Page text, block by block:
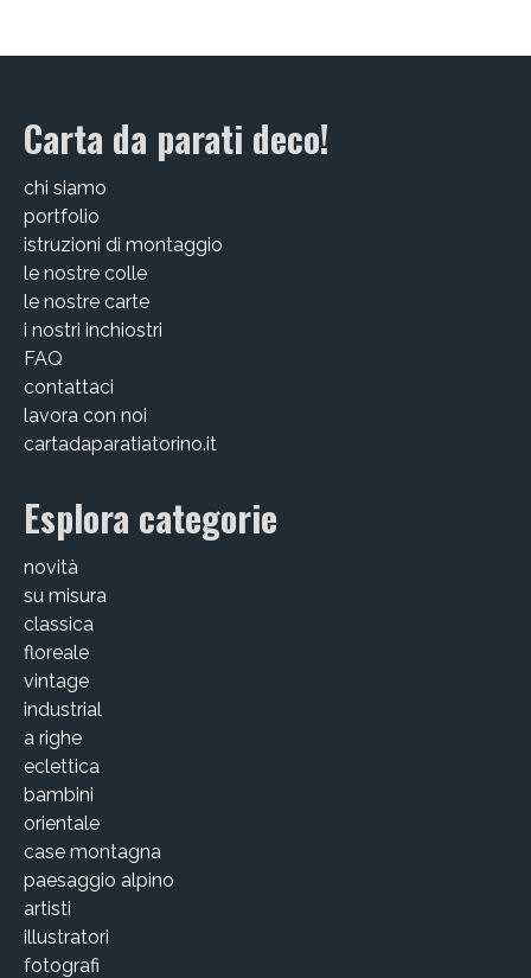
Alessandro Bulgini
Chen Li
Enrico T. De Paris
Nicolas Galtier
Victor Kastelic
Illustratori
Susanna Galfrè
Valentina Caldarella
Fotografi
Carta da parati deco!
chi siamo
portfolio
istruzioni di montaggio
le nostre colle
le nostre carte
i nostri inchiostri
FAQ
contattaci
lavora con noi
cartadaparatiatorino.it
Esplora categorie
novità
su misura
classica
floreale
vintage
industrial
a righe
eclettica
bambini
orientale
case montagna
paesaggio alpino
artisti
illustratori
fotografi